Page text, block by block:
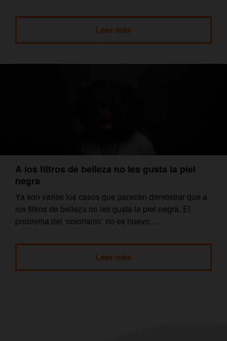
Leer más
A los filtros de belleza no les gusta la piel
negra
Ya son varios los casos que parecen demostrar que a
los filtros de belleza no les gusta la piel negra. El
problema del ‘colorismo’ no es nuevo,...
Leer más